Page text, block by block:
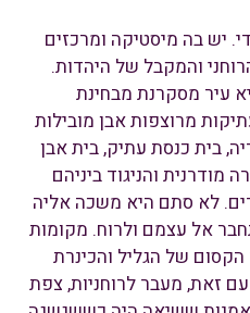
יש בה מיסטיקה ומרכזים
והמקבל של היהדות.
עיר מסקרנת מבחינת
מרוצפות אבן מובילות
בית כנסת עתיק, בית אבן
מודרנית והניגוד ביניהם
לא סתם היא משכה אליה
אל עצמם ולרוח. מקומות
של הגליל והכינרת
זאת, מעבר לרוחניות, צפת